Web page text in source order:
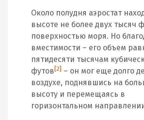
Около полудня аэростат
высоте не более двух тысяч
поверхностью моря. Но
вместимости – его объем
пятидесяти тысячам
футов [2]
– он мог еще долго
воздухе, поднявшись на
высоту и перемещаясь в
горизонтальном